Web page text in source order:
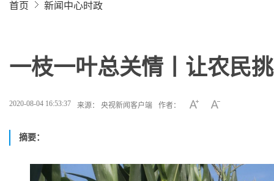
首页 新闻中心时政
一枝一叶总关情丨让农民
2020-08-04 16:53:37 来源： 央视新闻客户端 作者：
摘要：